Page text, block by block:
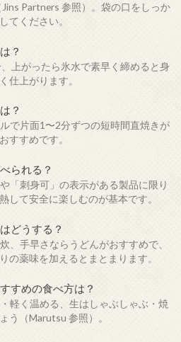
Partners 参照）。袋の口をしっか
てください。
？
上がったら氷水で素早く締めると身
仕上がります。
？
で片面1〜2分ずつの短時間直焼きが
すすめです。
られる？
「刺身可」の表示がある製品に限り
して安全に楽しむのが基本です。
どうする？
、手早さならうどんがおすすめで、
の薬味を加えるとまとまります。
すめの食べ方は？
軽く温める、生はしゃぶしゃぶ・焼
う（Marutsu 参照）。